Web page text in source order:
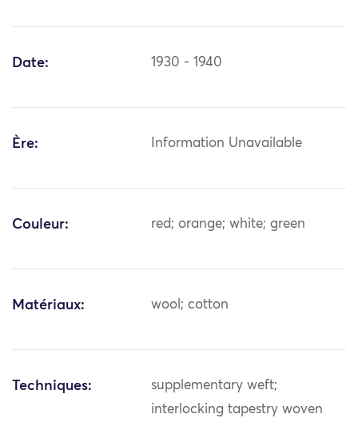
Date: 1930 - 1940
Ère: Information Unavailable
Couleur: red; orange; white; green
Matériaux: wool; cotton
Techniques:
supplementary weft;
interlocking tapestry woven